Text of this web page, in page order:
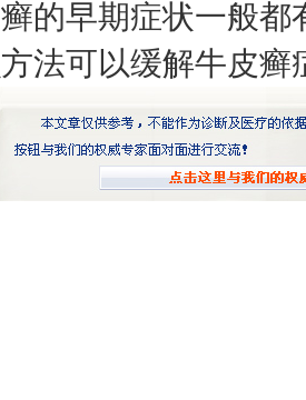
的早期症状一般都
法可以缓解牛皮癣